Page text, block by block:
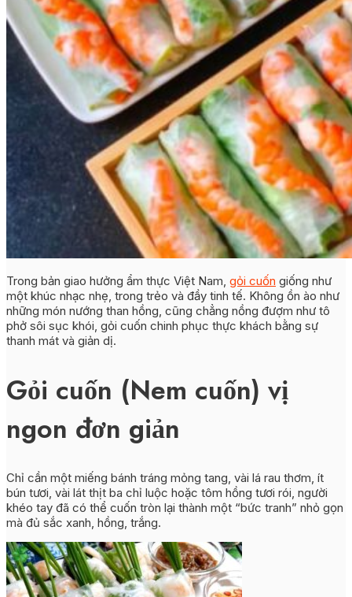
Trong bản giao hưởng ẩm thực Việt Nam, gỏi cuốn giống như
một khúc nhạc nhẹ, trong trẻo và đầy tinh tế. Không ồn ào như
những món nướng than hồng, cũng chẳng nồng đượm như tô
phở sôi sục khói, gỏi cuốn chinh phục thực khách bằng sự
thanh mát và giản dị.
Gỏi cuốn (Nem cuốn) vị
ngon đơn giản
Chỉ cần một miếng bánh tráng mỏng tang, vài lá rau thơm, ít
bún tươi, vài lát thịt ba chỉ luộc hoặc tôm hồng tươi rói, người
khéo tay đã có thể cuốn tròn lại thành một “bức tranh” nhỏ gọn
mà đủ sắc xanh, hồng, trắng.